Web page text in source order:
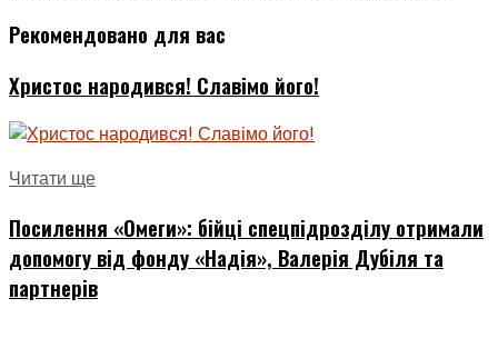
Рекомендовано для вас
Христос народився! Славімо його!
Читати ще
Посилення «Омеги»: бійці спецпідрозділу отримали
допомогу від фонду «Надія», Валерія Дубіля та
партнерів